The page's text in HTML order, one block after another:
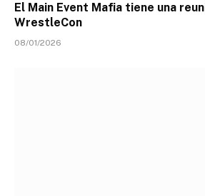
El Main Event Mafia tiene una
WrestleCon
08/01/2026